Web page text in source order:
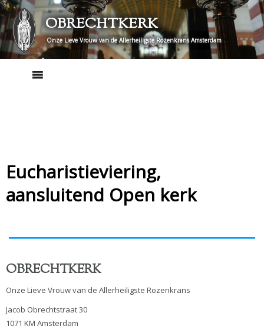
Skip
to
content
OBRECHTKERK
Onze Lieve Vrouw van de Allerheiligste Rozenkrans Amsterdam
Eucharistieviering,
aansluitend Open kerk
OBRECHTKERK
Onze Lieve Vrouw van de Allerheiligste Rozenkrans
Jacob Obrechtstraat 30
1071 KM Amsterdam